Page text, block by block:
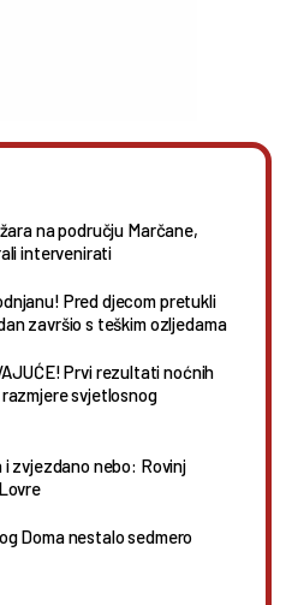
na području Marčane,
intervenirati
Pred djecom pretukli
završio s teškim ozljedama
Prvi rezultati noćnih
svjetlosnog
zvjezdano nebo: Rovinj
Doma nestalo sedmero